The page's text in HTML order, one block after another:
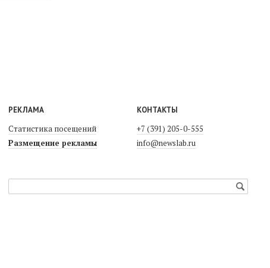
РЕКЛАМА
Статистика посещений
Размещение рекламы
КОНТАКТЫ
+7 (391) 205-0-555
info@newslab.ru